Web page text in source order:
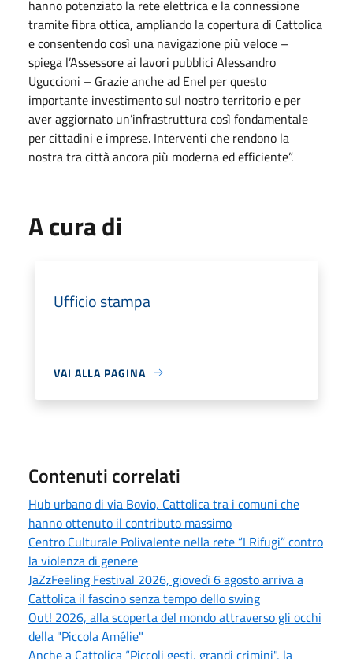
hanno potenziato la rete elettrica e la connessione
tramite fibra ottica, ampliando la copertura di Cattolica
e consentendo così una navigazione più veloce –
spiega l’Assessore ai lavori pubblici Alessandro
Uguccioni – Grazie anche ad Enel per questo
importante investimento sul nostro territorio e per
aver aggiornato un’infrastruttura così fondamentale
per cittadini e imprese. Interventi che rendono la
nostra tra città ancora più moderna ed efficiente”.
A cura di
Ufficio stampa
VAI ALLA PAGINA
Contenuti correlati
Hub urbano di via Bovio, Cattolica tra i comuni che
hanno ottenuto il contributo massimo
Centro Culturale Polivalente nella rete “I Rifugi” contro
la violenza di genere
JaZzFeeling Festival 2026, giovedì 6 agosto arriva a
Cattolica il fascino senza tempo dello swing
Out! 2026, alla scoperta del mondo attraverso gli occhi
della "Piccola Amélie"
Anche a Cattolica “Piccoli gesti, grandi crimini", la